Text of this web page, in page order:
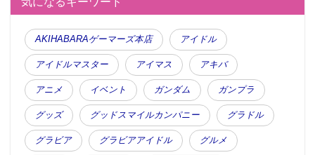
AKIHABARAゲーマーズ本店 アイドル
アイドルマスター アイマス アキバ
アニメ イベント ガンダム ガンプラ
グッズ グッドスマイルカンパニー グラドル
グラビア グラビアアイドル グルメ